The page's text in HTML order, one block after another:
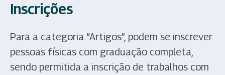
Inscrições
Para a categoria “Artigos”, podem se inscrever
pessoas físicas com graduação completa,
sendo permitida a inscrição de trabalhos com